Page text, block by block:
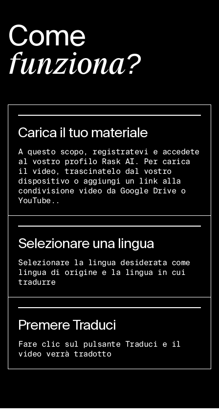
Come
funziona?
Carica il tuo materiale
A questo scopo, registratevi e accedete
al vostro profilo Rask AI. Per carica
il video, trascinatelo dal vostro
dispositivo o aggiungi un link alla
condivisione video da Google Drive o
YouTube..
Selezionare una lingua
Selezionare la lingua desiderata come
lingua di origine e la lingua in cui
tradurre
Premere Traduci
Fare clic sul pulsante Traduci e il
video verrà tradotto